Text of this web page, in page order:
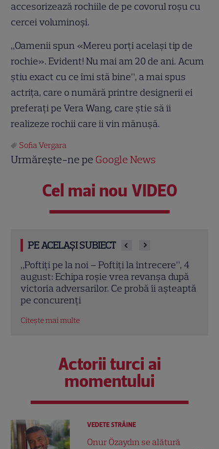
accesorizează rochiile de pe covorul roşu cu
cercei voluminoşi.
„Oamenii spun «Mereu porţi acelaşi tip de
rochie». Evident! Nu mai am 20 de ani. Acum
ştiu exact cu ce îmi stă bine”, a mai spus
actriţa, care o numără printre designerii ei
preferaţi pe Vera Wang, care ştie să îi
realizeze rochii care îi vin mănuşă.
Sofia Vergara
Urmărește-ne pe Google News
Cel mai nou VIDEO
PE ACELAȘI SUBIECT
Grila TV de toamnă 2026: toate
premierele confirmate la Pro TV și
Antena 1. Ce show-uri și seriale revin din
septembrie
Citește mai multe
Actorii turci ai
momentului
VEDETE STRĂINE
Onur Özaydın se alătură